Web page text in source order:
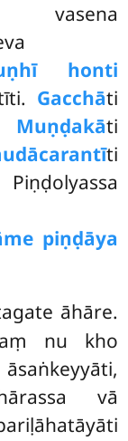
honti
Gacchāti
Muṇḍakāti
ti
piṇḍāya
āhāre.
nu kho
vā